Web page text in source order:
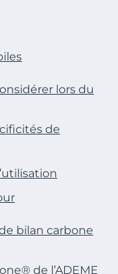
lors du
de
bilan carbone
de l’ADEME